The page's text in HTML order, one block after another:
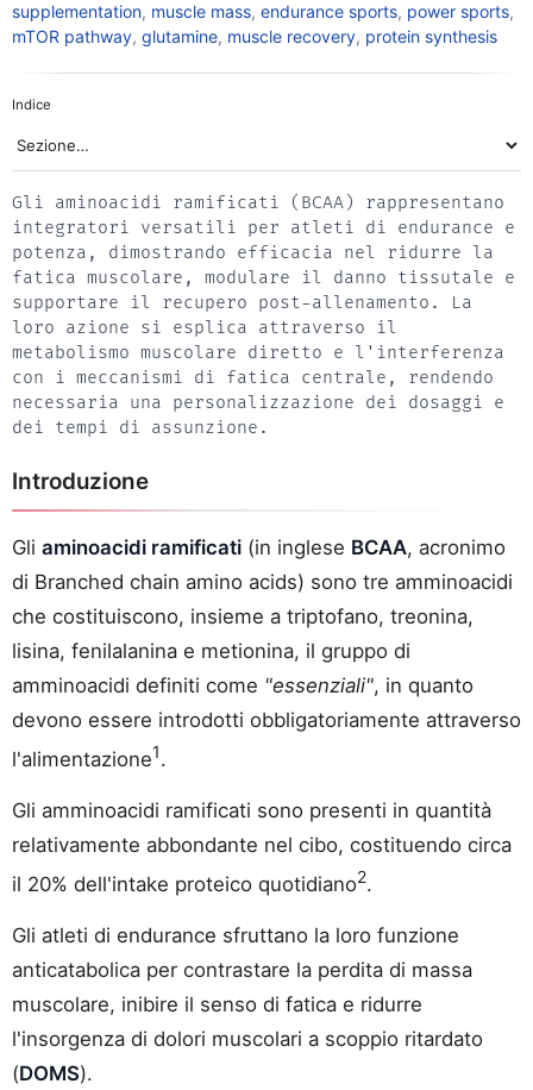
supplementation, muscle mass, endurance sports, power sports,
mTOR pathway, glutamine, muscle recovery, protein synthesis
Indice
Gli aminoacidi ramificati (BCAA) rappresentano
integratori versatili per atleti di endurance e
potenza, dimostrando efficacia nel ridurre la
fatica muscolare, modulare il danno tissutale e
supportare il recupero post-allenamento. La
loro azione si esplica attraverso il
metabolismo muscolare diretto e l'interferenza
con i meccanismi di fatica centrale, rendendo
necessaria una personalizzazione dei dosaggi e
dei tempi di assunzione.
Introduzione
Gli aminoacidi ramificati (in inglese BCAA, acronimo
di Branched chain amino acids) sono tre amminoacidi
che costituiscono, insieme a triptofano, treonina,
lisina, fenilalanina e metionina, il gruppo di
amminoacidi definiti come "essenziali", in quanto
devono essere introdotti obbligatoriamente attraverso
l'alimentazione1.
Gli amminoacidi ramificati sono presenti in quantità
relativamente abbondante nel cibo, costituendo circa
il 20% dell'intake proteico quotidiano2.
Gli atleti di endurance sfruttano la loro funzione
anticatabolica per contrastare la perdita di massa
muscolare, inibire il senso di fatica e ridurre
l'insorgenza di dolori muscolari a scoppio ritardato
(DOMS).